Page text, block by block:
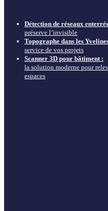
Détection de réseaux
préserve l’invisible
Topographe dans les
service de vos projets
Scanner 3D pour bâtiment :
la solution moderne pour
espaces